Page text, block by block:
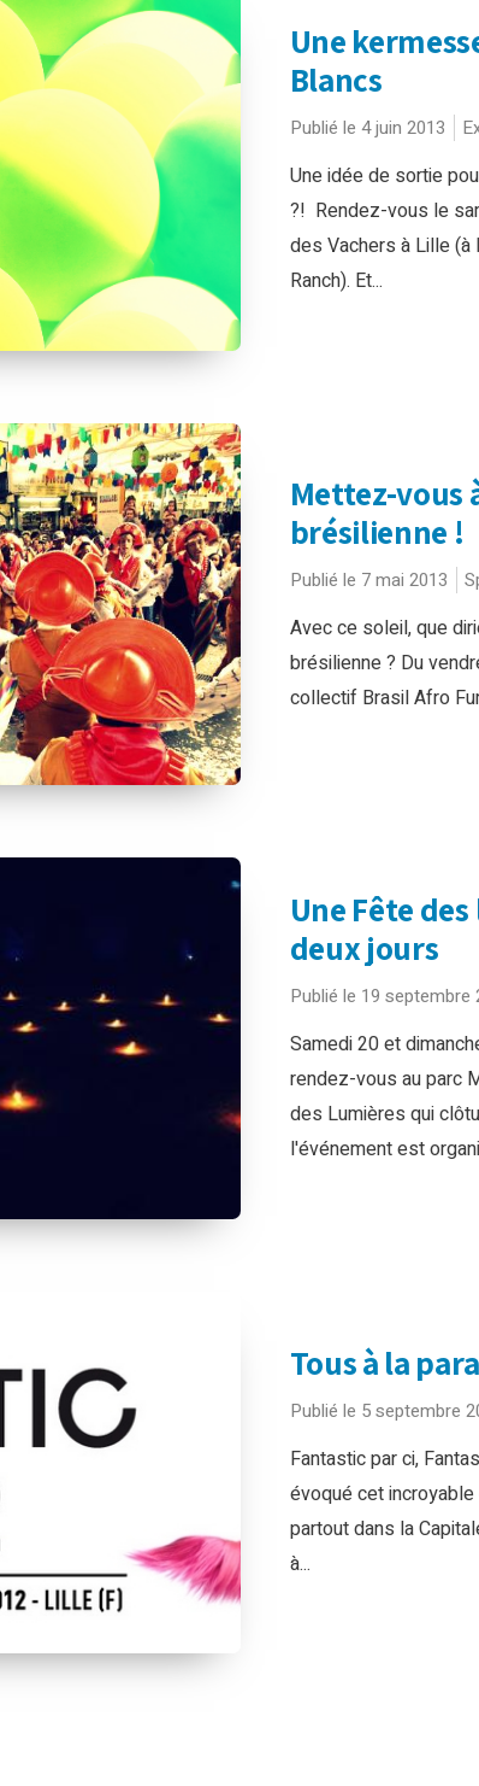
Une
Blancs
Publié le 4 juin 2013
Une idée de sortie
?! Rendez-vous le
des Vachers à Lille
Ranch). Et...
Mettez-vous
brésilienne !
Publié le 7 mai 2013
Avec ce soleil, que
brésilienne ? Du
collectif Brasil Afro
Une Fête
deux jours
Publié le 19 septembre
Samedi 20 et
rendez-vous au parc
des Lumières qui
l'événement est
Tous à la
Publié le 5 septembre
Fantastic par ci,
évoqué cet
partout dans la
à...